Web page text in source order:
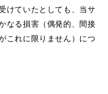
けていたとしても、当サ
なる損害（偶発的、間接
これに限りません）につ